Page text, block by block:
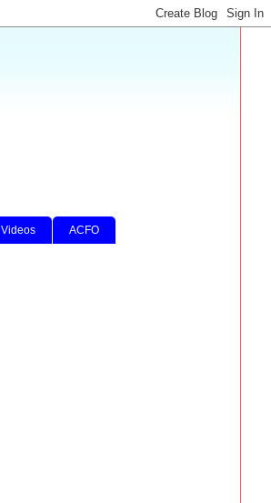
Videos ACFO